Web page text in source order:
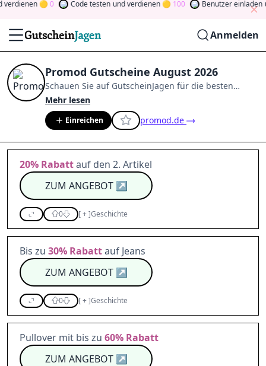
0 Code testen und verdienen 100 Benutzer einladen
Anmelden
Promod Gutscheine August 2026
Schauen Sie auf GutscheinJagen für die besten
Promod-Angebote im
der Community
und verdienen Sie Tokens, indem Sie
durch Abstimmen, Testen, Teilen und mehr
beitragen. Drehen Sie den Glücksklee
Sie Geld
Mehr lesen
Einreichen promod.de
20% Rabattauf den 2. Artikel
ZUM ANGEBOT↗
0 [+]Geschichte
Bis zu 30% Rabattauf Jeans
ZUM ANGEBOT↗
0 [+]Geschichte
Pullover mit bis zu 60% Rabatt
ZUM ANGEBOT↗